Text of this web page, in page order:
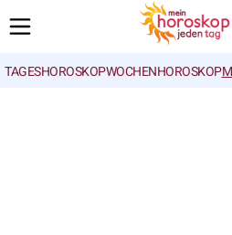
TAGESHOROSKOPWOCHENHOROSKOP